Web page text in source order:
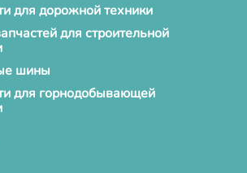
для дорожной техники
для строительной
шины
для горнодобывающей